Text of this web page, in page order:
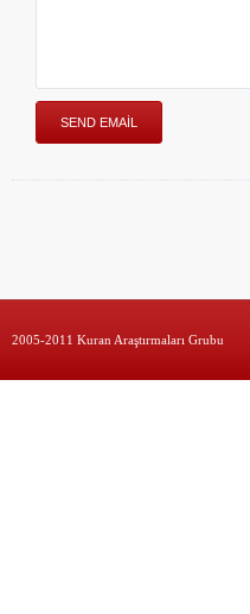
2005-2011 Kuran Araştırmaları Grubu